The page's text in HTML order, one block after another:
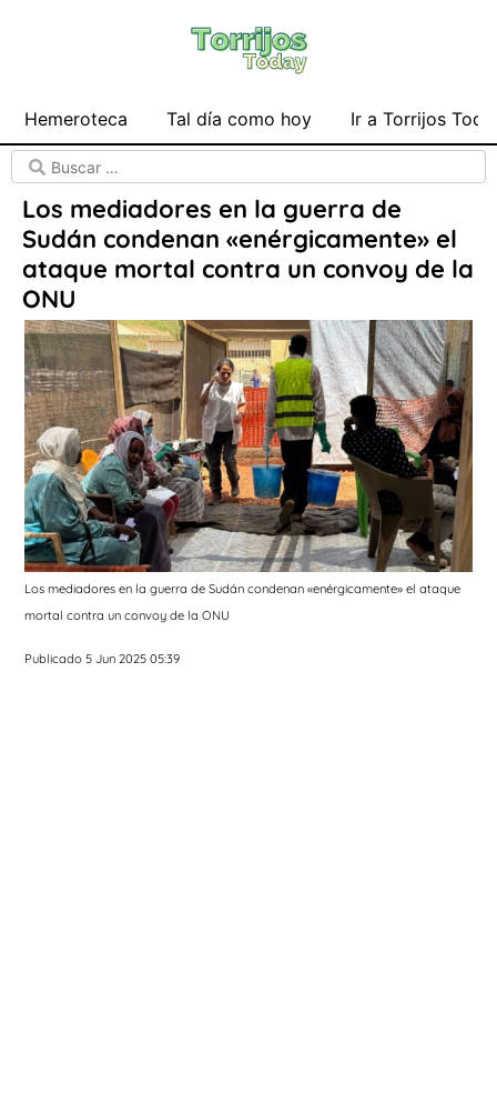
Hemeroteca Tal día como hoy Ir a Torrijos
Los mediadores en la guerra de
Sudán condenan «enérgicamente» el
ataque mortal contra un convoy de la
ONU
Los mediadores en la guerra de Sudán condenan «enérgicamente» el ataque
mortal contra un convoy de la ONU
Publicado 5 Jun 2025 05:39